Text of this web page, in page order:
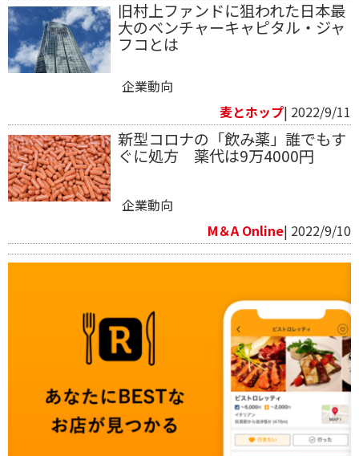
旧村上ファンドに狙われた日本最
大のベンチャーキャピタル・ジャ
フコとは
企業動向
麦とホップ| 2022/9/11
新型コロナの「飲み薬」誰でもす
ぐに処方 薬代は9万4000円
企業動向
M＆A Online| 2022/9/10